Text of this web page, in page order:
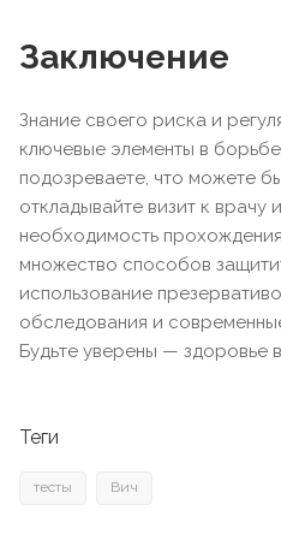
Заключение
Знание своего риска и
ключевые элементы в
подозреваете, что можете
откладывайте визит к врачу
необходимость
множество способов
использование
обследования и
Будьте уверены — здоровье
Теги
тесты Вич